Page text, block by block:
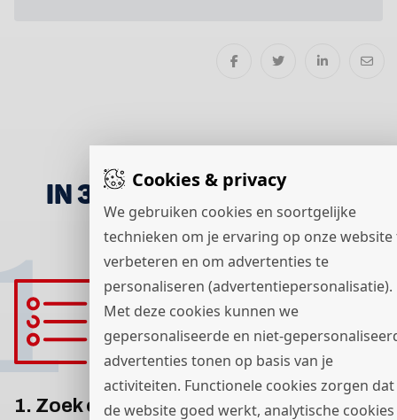
Cookies & privacy
We gebruiken cookies en soortgelijke
technieken om je ervaring op onze website
verbeteren en om advertenties te
personaliseren (advertentiepersonalisatie).
Met deze cookies kunnen we
gepersonaliseerde en niet-
advertenties tonen op basis van je
activiteiten. Functionele cookies zorgen dat
de website goed werkt, analytische cookies
IN 3 STAPPEN NAAR EEN
BAAN
1. Zoek een baan